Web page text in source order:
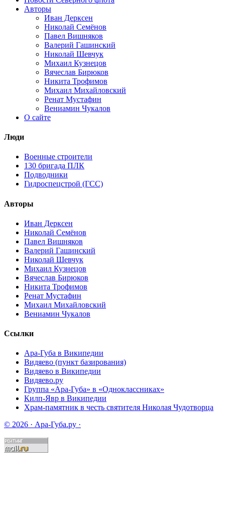
Авторы
Иван Дерксен
Николай Семёнов
Павел Вишняков
Валерий Гашинский
Николай Шевчук
Михаил Кузнецов
Вячеслав Бирюков
Никита Трофимов
Михаил Михайловский
Ренат Мустафин
Вениамин Чукалов
О сайте
Люди
Военные строители
130 бригада ПЛК
Подводники
Гидроспецстрой (ГСС)
Авторы
Иван Дерксен
Николай Семёнов
Павел Вишняков
Валерий Гашинский
Николай Шевчук
Михаил Кузнецов
Вячеслав Бирюков
Никита Трофимов
Ренат Мустафин
Михаил Михайловский
Вениамин Чукалов
Ссылки
Ара-Губа в Википедии
Видяево (пункт базирования)
Видяево в Википедии
Видяево.ру
Группа «Ара-Губа» в «Одноклассниках»
Килп-Явр в Википедии
Храм-памятник в честь святителя Николая Чудотворца
© 2026 · Ара-Губа.ру ·